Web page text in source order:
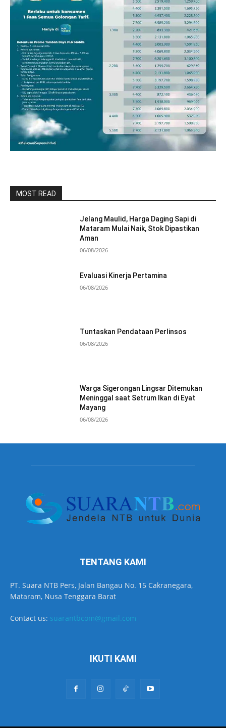
MOST READ
Jelang Maulid, Harga Daging Sapi di
Mataram Mulai Naik, Stok Dipastikan
Aman
06/08/2026
Evaluasi Kinerja Pertamina
06/08/2026
Tuntaskan Pendataan Perlinsos
06/08/2026
Warga Sigerongan Lingsar Ditemukan
Meninggal saat Setrum Ikan di Eyat
Mayang
06/08/2026
TENTANG KAMI
PT. Suara NTB Pers, Jalan Bangau No. 15 Cakranegara,
Mataram, Nusa Tenggara Barat
Contact us: suarantbcom@gmail.com
IKUTI KAMI